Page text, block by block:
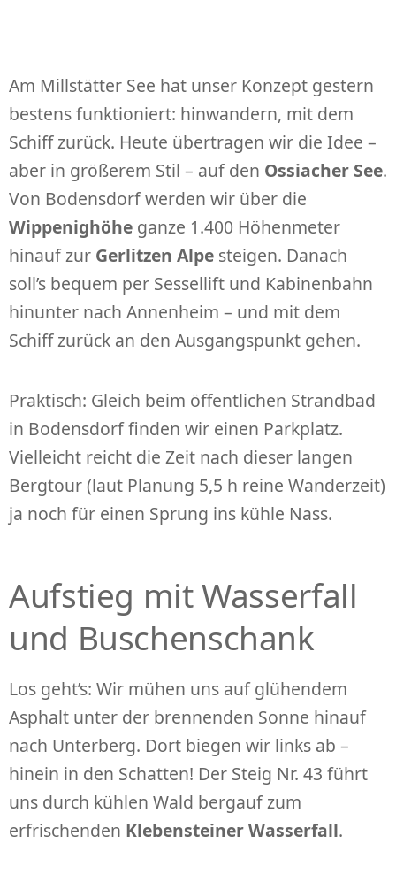
Am Millstätter See hat unser Konzept gestern
bestens funktioniert: hinwandern, mit dem
Schiff zurück. Heute übertragen wir die Idee –
aber in größerem Stil – auf den Ossiacher See.
Von Bodensdorf werden wir über die
Wippenighöhe ganze 1.400 Höhenmeter
hinauf zur Gerlitzen Alpe steigen. Danach
soll’s bequem per Sessellift und Kabinenbahn
hinunter nach Annenheim – und mit dem
Schiff zurück an den Ausgangspunkt gehen.
Praktisch: Gleich beim öffentlichen Strandbad
in Bodensdorf finden wir einen Parkplatz.
Vielleicht reicht die Zeit nach dieser langen
Bergtour (laut Planung 5,5 h reine Wanderzeit)
ja noch für einen Sprung ins kühle Nass.
Aufstieg mit Wasserfall
und Buschenschank
Los geht’s: Wir mühen uns auf glühendem
Asphalt unter der brennenden Sonne hinauf
nach Unterberg. Dort biegen wir links ab –
hinein in den Schatten! Der Steig Nr. 43 führt
uns durch kühlen Wald bergauf zum
erfrischenden Klebensteiner Wasserfall.